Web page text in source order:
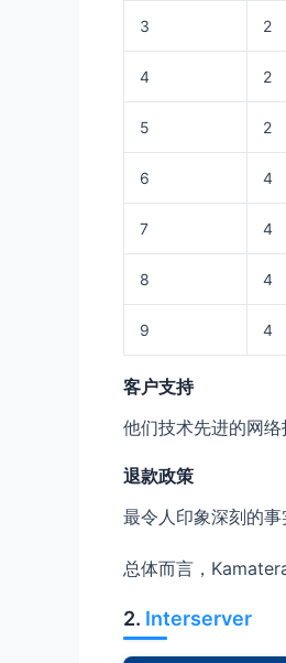
3 2
4 2
5 2
6 4
7 4
8 4
9 4
客户支持
他们技术先进的网
退款政策
最令人印象深刻的
总体而言，
2. Interserver